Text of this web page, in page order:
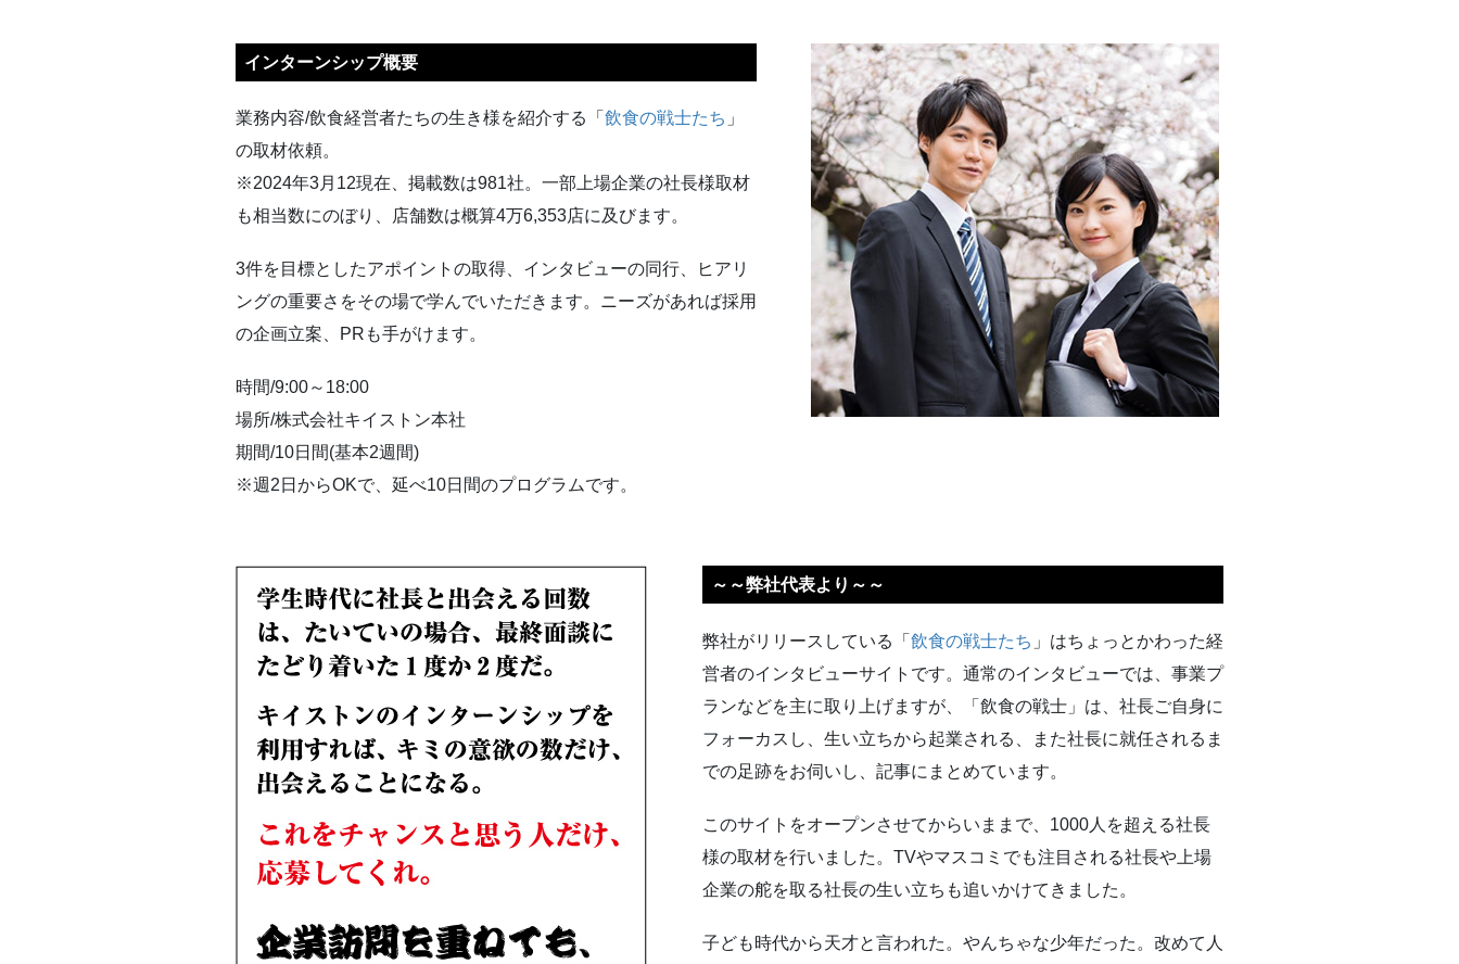
インターンシップ概要
業務内容/飲食経営者たちの生き様を紹介する「 飲食の戦士たち 」
の取材依頼。
※2024年3月12現在、掲載数は981社。一部上場企業の社長様取材
も相当数にのぼり、店舗数は概算4万6,353店に及びます。
3件を目標としたアポイントの取得、インタビューの同行、ヒアリ
ングの重要さをその場で学んでいただきます。ニーズがあれば採用
の企画立案、PRも手がけます。
時間/9:00～18:00
場所/株式会社キイストン本社
期間/10日間(基本2週間)
※週2日からOKで、延べ10日間のプログラムです。
～～弊社代表より～～
弊社がリリースしている「 飲食の戦士たち 」はちょっとかわった経
営者のインタビューサイトです。通常のインタビューでは、事業プ
ランなどを主に取り上げますが、「飲食の戦士」は、社長ご自身に
フォーカスし、生い立ちから起業される、また社長に就任されるま
での足跡をお伺いし、記事にまとめています。
このサイトをオープンさせてからいままで、1000人を超える社長
様の取材を行いました。TVやマスコミでも注目される社長や上場
企業の舵を取る社長の生い立ちも追いかけてきました。
子ども時代から天才と言われた。やんちゃな少年だった。改めて人